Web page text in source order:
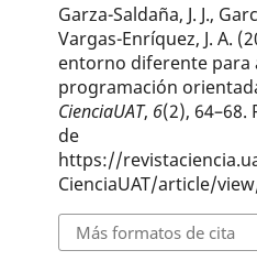
Garza-Saldaña, J. J.,
Vargas-Enríquez, J. A.
entorno diferente para
programación
CienciaUAT, 6(2),
de
https://
CienciaUAT/article/
Más formatos de cita